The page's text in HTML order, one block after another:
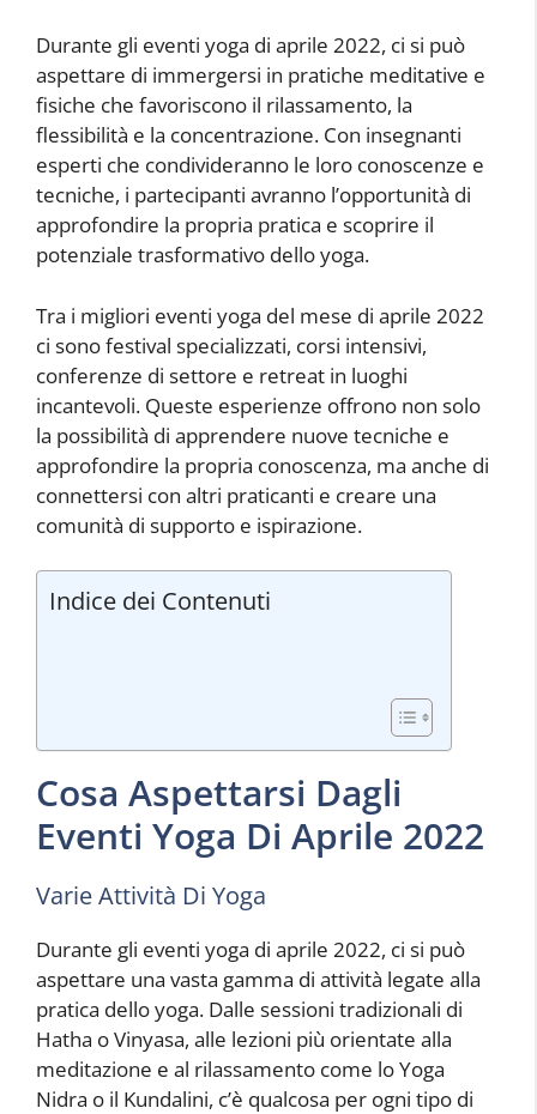
Durante gli eventi yoga di aprile 2022, ci si può
aspettare di immergersi in pratiche meditative e
fisiche che favoriscono il rilassamento, la
flessibilità e la concentrazione. Con insegnanti
esperti che condivideranno le loro conoscenze e
tecniche, i partecipanti avranno l’opportunità di
approfondire la propria pratica e scoprire il
potenziale trasformativo dello yoga.
Tra i migliori eventi yoga del mese di aprile 2022
ci sono festival specializzati, corsi intensivi,
conferenze di settore e retreat in luoghi
incantevoli. Queste esperienze offrono non solo
la possibilità di apprendere nuove tecniche e
approfondire la propria conoscenza, ma anche di
connettersi con altri praticanti e creare una
comunità di supporto e ispirazione.
Indice dei Contenuti
Cosa Aspettarsi Dagli
Eventi Yoga Di Aprile 2022
Varie Attività Di Yoga
Durante gli eventi yoga di aprile 2022, ci si può
aspettare una vasta gamma di attività legate alla
pratica dello yoga. Dalle sessioni tradizionali di
Hatha o Vinyasa, alle lezioni più orientate alla
meditazione e al rilassamento come lo Yoga
Nidra o il Kundalini, c’è qualcosa per ogni tipo di